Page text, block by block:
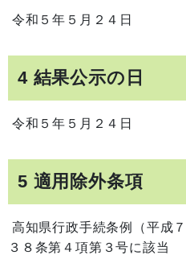
令和５年５月２４日
4 結果公示の日
令和５年５月２４日
5 適用除外条項
高知県行政手続条例（平成
３８条第４項第３号に該当